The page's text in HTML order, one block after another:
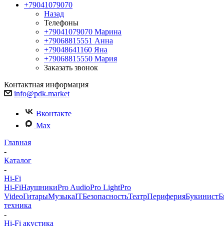
+79041079070
Назад
Телефоны
+79041079070 Марина
+79068815551 Анна
+79048641160 Яна
+79068815550 Мария
Заказать звонок
Контактная информация
info@pdk.market
Вконтакте
Max
Главная
-
Каталог
-
Hi-Fi
Hi-FiНаушникиPro AudioPro LightPro
VideoГитарыМузыкаITБезопасностьТеатрПериферияБукинист
техника
-
Hi-Fi акустика